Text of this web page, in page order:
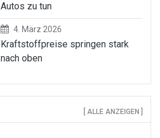
Autos zu tun
4. März 2026
Kraftstoffpreise springen stark
nach oben
[ ALLE ANZEIGEN ]